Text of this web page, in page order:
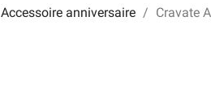
Accessoire anniversaire Cravate